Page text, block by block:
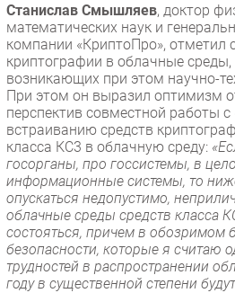
Станислав Смышляев, доктор
математических наук и
компании «КриптоПро», отметил
криптографии в облачные среды,
возникающих при этом научно-
При этом он выразил оптимизм
перспектив совместной работы с
встраиванию средств
класса КС3 в облачную среду:
госорганы, про госсистемы, в
информационные системы, то
опускаться недопустимо,
облачные среды средств класса
состояться, причем в обозримом
безопасности, которые я считаю
трудностей в распространении
году в существенной степени